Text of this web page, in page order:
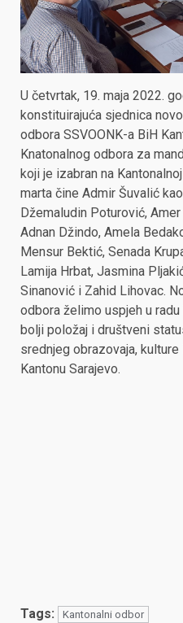
U četvrtak, 19. maja 2022.
konstituirajuća sjednica
odbora SSVOONK-a BiH
Knatonalnog odbora za
koji je izabran na
marta čine Admir Šuvalić
Džemaludin Poturović,
Adnan Džindo, Amela
Mensur Bektić, Senada
Lamija Hrbat, Jasmina
Sinanović i Zahid Lihovac.
odbora želimo uspjeh u
bolji položaj i društveni
srednjeg obrazovaja,
Kantonu Sarajevo.
Tags: Kantonalni odbor